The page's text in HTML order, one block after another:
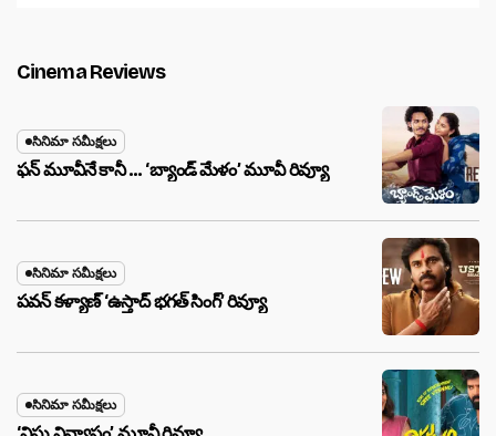
Cinema Reviews
సినిమా సమీక్షలు
ఫన్ మూవీనే కానీ … ‘బ్యాండ్‌ మేళం’ మూవీ రివ్యూ
సినిమా సమీక్షలు
పవన్ కళ్యాణ్ ‘ఉస్తాద్ భ‌గ‌త్ సింగ్’ రివ్యూ
సినిమా సమీక్షలు